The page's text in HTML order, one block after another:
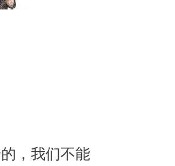
，我们不能